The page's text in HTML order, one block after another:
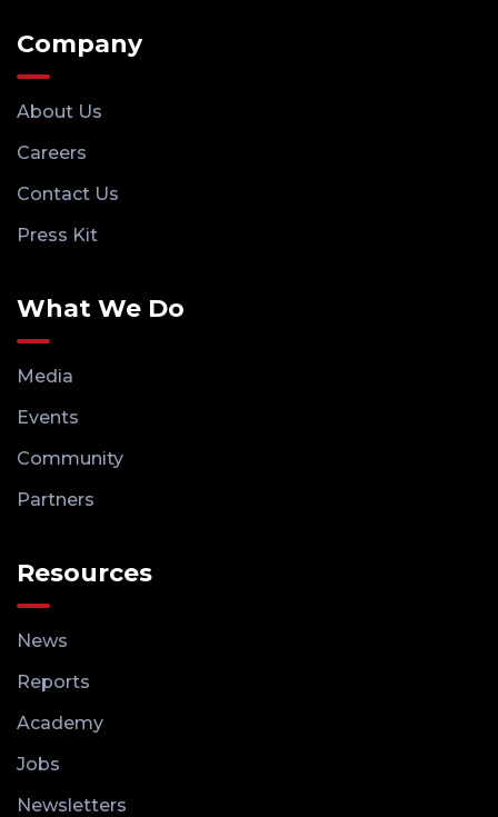
Company
About Us
Careers
Contact Us
Press Kit
What We Do
Media
Events
Community
Partners
Resources
News
Reports
Academy
Jobs
Newsletters